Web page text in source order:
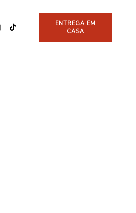
ENTREGA EM
CASA